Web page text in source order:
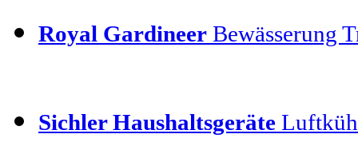
Royal Gardineer Bewässerung
Sichler Haushaltsgeräte